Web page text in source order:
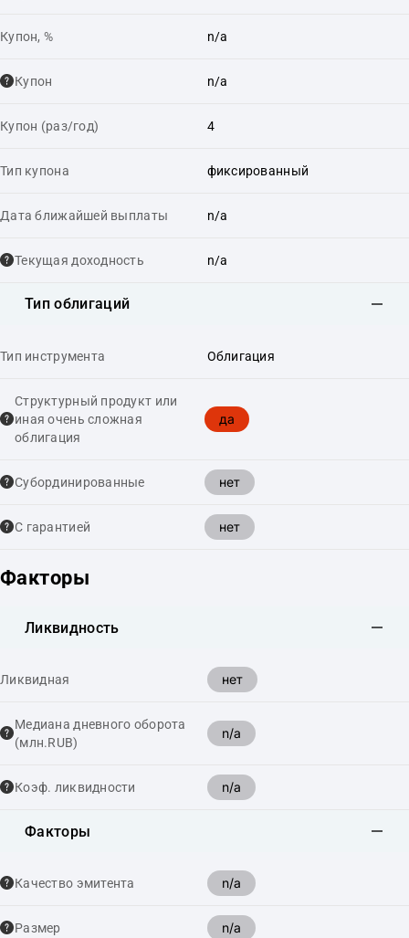
Купон, % n/a
Купон n/a
Купон (раз/год) 4
Тип купона фиксированный
Дата ближайшей выплаты n/a
Текущая доходность n/a
Тип облигаций
Тип инструмента Облигация
Структурный продукт или
иная очень сложная
облигация
да
Cубординированные нет
С гарантией нет
Факторы
Ликвидность
Ликвидная нет
Медиана дневного оборота
(млн.RUB)
n/a
Коэф. ликвидности n/a
Факторы
Качество эмитента n/a
Размер n/a